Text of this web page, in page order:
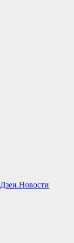
Дзен.Новости